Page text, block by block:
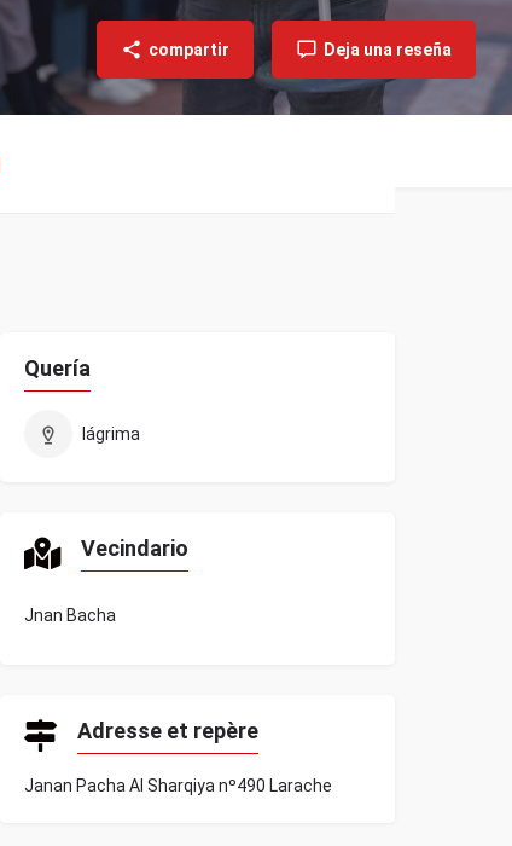
compartir Deja una reseña
Quería
lágrima
Vecindario
Jnan Bacha
Adresse et repère
Janan Pacha Al Sharqiya nº490 Larache